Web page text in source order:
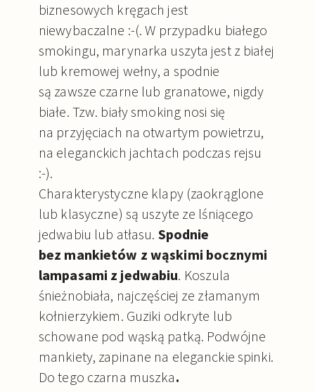
biznesowych kręgach jest
niewybaczalne :-(. W przypadku białego
smokingu, marynarka uszyta jest z białej
lub kremowej wełny, a spodnie
są zawsze czarne lub granatowe, nigdy
białe. Tzw. biały smoking nosi się
na przyjęciach na otwartym powietrzu,
na eleganckich jachtach podczas rejsu
:-).
Charakterystyczne klapy (zaokrąglone
lub klasyczne) są uszyte ze lśniącego
jedwabiu lub atłasu. Spodnie
bez mankietów z wąskimi bocznymi
lampasami z jedwabiu. Koszula
śnieżnobiała, najczęściej ze złamanym
kołnierzykiem. Guziki odkryte lub
schowane pod wąską patką. Podwójne
mankiety, zapinane na eleganckie spinki.
Do tego czarna muszka.